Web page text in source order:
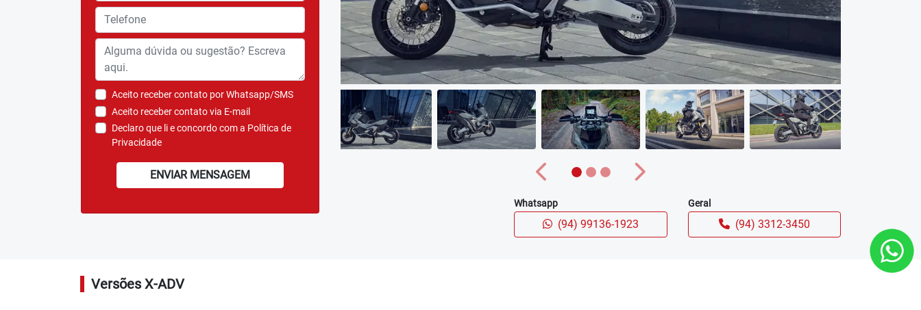
Aceito receber contato por Whatsapp/SMS
Aceito receber contato via E-mail
Declaro que li e concordo com a Política de
Privacidade
ENVIAR MENSAGEM Anterior Próximo
Whatsapp
(94) 99136-1923
Geral
(94) 3312-3450
Versões X-ADV